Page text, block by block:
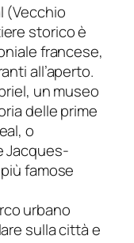
(Vecchio
storico è
francese,
all’aperto.
un museo
delle prime
o
Jacques-
famose
urbano
sulla città e